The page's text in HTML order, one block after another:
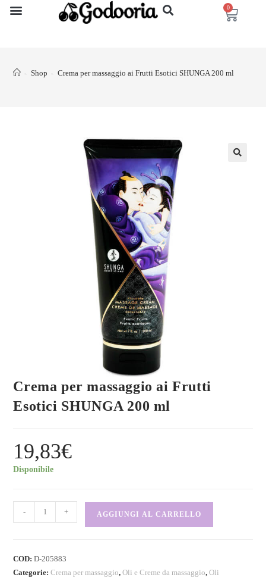
0
> Shop > Crema per massaggio ai Frutti Esotici SHUNGA 200 ml
Crema per massaggio ai Frutti
Esotici SHUNGA 200 ml
19,83€
Disponibile
- + AGGIUNGI AL CARRELLO
COD:D-205883
Categorie:Crema per massaggio,Oli e Creme da massaggio,Oli